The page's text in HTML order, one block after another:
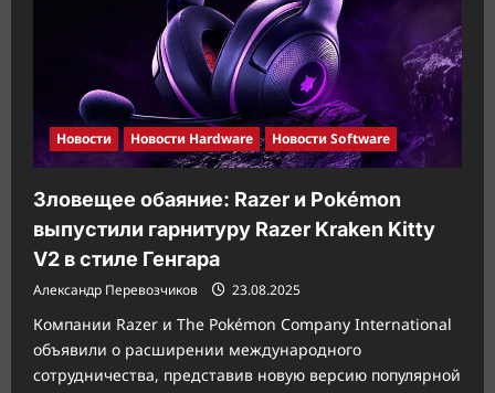
Новости Новости Hardware Новости Software
Зловещее обаяние: Razer и Pokémon
выпустили гарнитуру Razer Kraken Kitty
V2 в стиле Генгара
Александр Перевозчиков 23.08.2025
Компании Razer и The Pokémon Company International
объявили о расширении международного
сотрудничества, представив новую версию популярной